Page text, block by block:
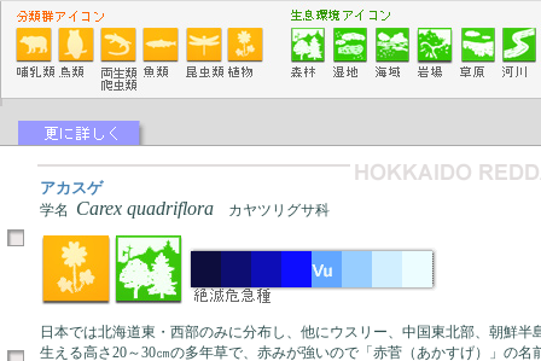
アカスゲ
学名 Carex quadriflora カヤツリグサ科
日本では北海道東・西部のみに分布し、他にウスリー、中国東北部、朝鮮半
生える高さ20～30㎝の多年草で、赤みが強いので「赤菅（あかすげ）」の名